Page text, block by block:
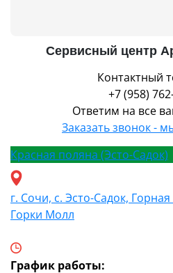
Сервисный центр
Контактный
+7 (958)
Ответим на все
Заказать звонок -
Красная поляна (Эсто-Садок)
г. Сочи, с. Эсто-Садок,
Горки Молл
График работы: